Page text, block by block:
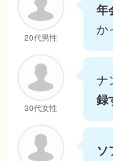
20代男性
年
か
30代女性
ナ
録
ソ